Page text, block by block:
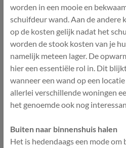
worden in een mooie en
schuifdeur wand. Aan de andere
op de kosten gelijk nadat het
worden de stook kosten van je
namelijk meteen lager. De
hier een essentiële rol in. Dit
wanneer een wand op een
allerlei verschillende woningen
het genoemde ook nog
Buiten naar binnenshuis halen
Het is hedendaags een mode om